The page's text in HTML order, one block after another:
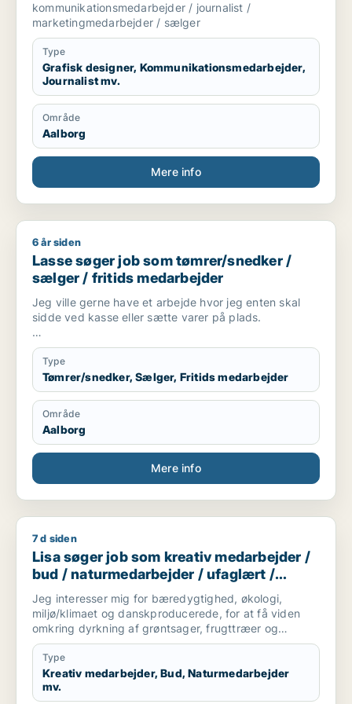
kommunikationsmedarbejder / journalist /
marketingmedarbejder / sælger
Type
Grafisk designer, Kommunikationsmedarbejder,
Journalist mv.
Område
Aalborg
Mere info
Lasse søger job som tømrer/snedker / sælger / fritids
6 år siden
Lasse søger job som tømrer/snedker /
sælger / fritids medarbejder
Jeg ville gerne have et arbejde hvor jeg enten skal
sidde ved kasse eller sætte varer på plads.
Jeg er 17 år i gang med at tage en tømrer
uddannelse, spiller fodbold 2 gange om ugen.
Type
Tømrer/snedker, Sælger, Fritids medarbejder
Område
Aalborg
Mere info
Lisa søger job som kreativ medarbejder / bud /
7 d siden
Lisa søger job som kreativ medarbejder /
bud / naturmedarbejder / ufaglært /
gartner
Jeg interesser mig for bæredygtighed, økologi,
miljø/klimaet og danskproducerede, for at få viden
omkring dyrkning af grøntsager, frugttræer og
frilandsgartneri og parat til at flytte for en mulig
praktikplads.
Jeg er mødestabil, pligtopfyldende, fleksibel og
hjælpsom. Jeg er ikke bange for at give en hånd
Type
Kreativ medarbejder, Bud, Naturmedarbejder
mv.